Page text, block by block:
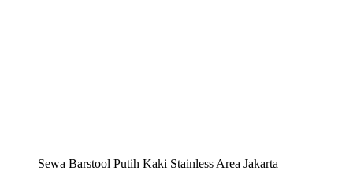
Sewa Barstool Putih Kaki Stainless Area Jakarta